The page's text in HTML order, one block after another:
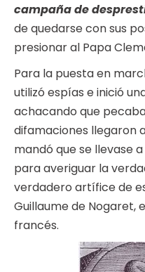
campaña de
de quedarse con sus
presionar al Papa
Para la puesta en
utilizó espías e inició
achacando que
difamaciones llegaron
mandó que se llevase
para averiguar la
verdadero artífice de
Guillaume de Nogaret,
francés.